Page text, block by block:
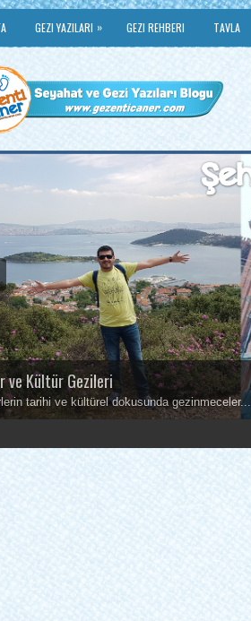
GEZI YAZILARI » GEZI REHBERI TAVLA
ve Kültür Gezileri
tarihi ve kültürel dokusunda gezinmeceler...